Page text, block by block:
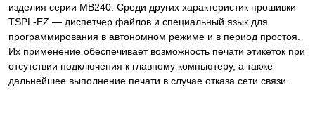
изделия серии MB240. Среди других характеристик прошивки
TSPL-EZ — диспетчер файлов и специальный язык для
программирования в автономном режиме и в период простоя.
Их применение обеспечивает возможность печати этикеток при
отсутствии подключения к главному компьютеру, а также
дальнейшее выполнение печати в случае отказа сети связи.